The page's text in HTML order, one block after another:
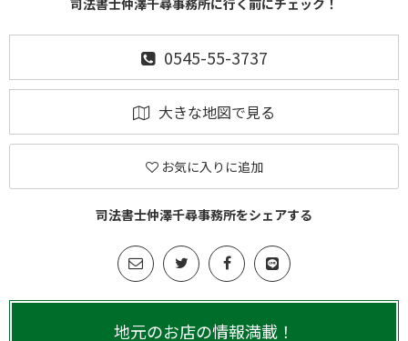
司法書士仲澤千尋事務所に行く前にチェック！
0545-55-3737
大きな地図で見る
お気に入りに追加
司法書士仲澤千尋事務所をシェアする
地元のお店の情報満載！